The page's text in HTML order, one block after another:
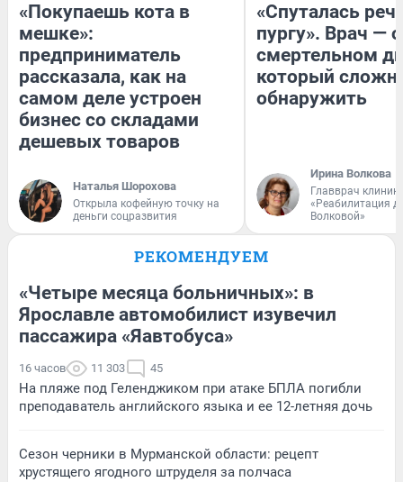
«Покупаешь кота в
мешке»:
предприниматель
рассказала, как на
самом деле устроен
бизнес со складами
дешевых товаров
Наталья Шорохова
Открыла кофейную точку на
деньги соцразвития
«Спуталась
пургу». Врач — о
смертельном
который
обнаружить
Ирина Волкова
Главврач
«Реабилитация
Волковой»
РЕКОМЕНДУЕМ
«Четыре месяца больничных»: в
Ярославле автомобилист изувечил
пассажира «Яавтобуса»
16 часов 11 303 45
На пляже под Геленджиком при атаке БПЛА погибли
преподаватель английского языка и ее 12-летняя дочь
Сезон черники в Мурманской области: рецепт
хрустящего ягодного штруделя за полчаса